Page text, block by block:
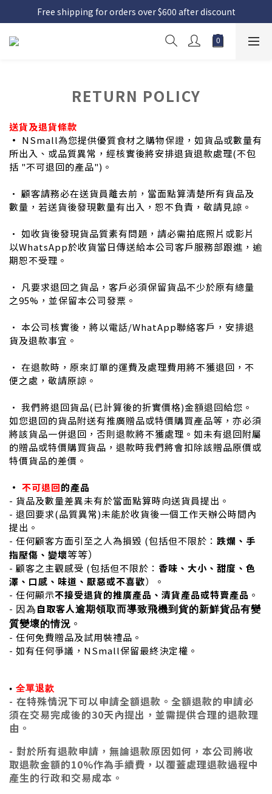
Free shipping for orders over $600 after discount
RETURN POLICY
送貨及退貨條款
• NSmall為您提供優質食材之購物保證，如貨品或數量有
所出入、或品質異常，經核實後將安排退貨退款處理(不包
括 "不可退回的產品")。
• 顧客請務必在送貨員離去前，當面點算清楚所有貨品及
數量，若送貨後發現數量有出入，恕不負責，敬請見諒。
• 如收貨後發現貨品質素有問題，請必需拍底照片或影片
以WhatsApp於收貨當日傳送給本公司客戶服務部跟進，逾
期恕不受理。
• 凡要求退回之貨品，客戶必須保留貨品不少於原有總量
之95%，並保留本公司發票。
• 本公司核實後，將以電話/WhatApp聯絡客戶，安排退
貨及退款事宜。
• 在退款時，原來訂單的運費及處理費用將不獲退回，不
便之處，敬請原諒。
• 我們將退回貨品(已計算後的折實價格)金額退回給您。
如您退回的貨品附送有推廣贈品或特價購買產品等，亦必須
將該貨品一併退回，否則退款將不獲處理。如未有退回附屬
的贈品或特價購買貨品，退款時我們將會扣除該贈品原價或
特價貨品的差價。
• 不可退回的產品
- 貨品及數量差異未有於當面點算時向送貨員提出。
- 退回要求(品質異常)未能於收貨後一個工作天辦公時間內
提出。
- 任何顧客方面引至之人為損毀 (包括但不限於： 跌爛、手
指壓傷、變壞等等）
- 顧客之主觀感受 (包括但不限於： 香味、大小、甜度、色
澤、口感、味道、厭惡或不喜歡）。
- 任何顯示不接受退貨的推廣產品、清貨產品或特賣產品 。
- 因為 自取客人逾期領取而導致飛機到貨的新鮮貨品有變
質變壞的情況 。
- 任何免費贈品及試用裝禮品。
- 如有任何爭議，NSmall保留最終決定權。
• 全單退款
- 在特殊情況下可以申請全額退款。全額退款的申請必
須在交易完成後的30天內提出，並需提供合理的退款理
由。
- 對於所有退款申請，無論退款原因如何，本公司將收
取退款金額的10%作為手續費，以覆蓋處理退款過程中
產生的行政和交易成本。